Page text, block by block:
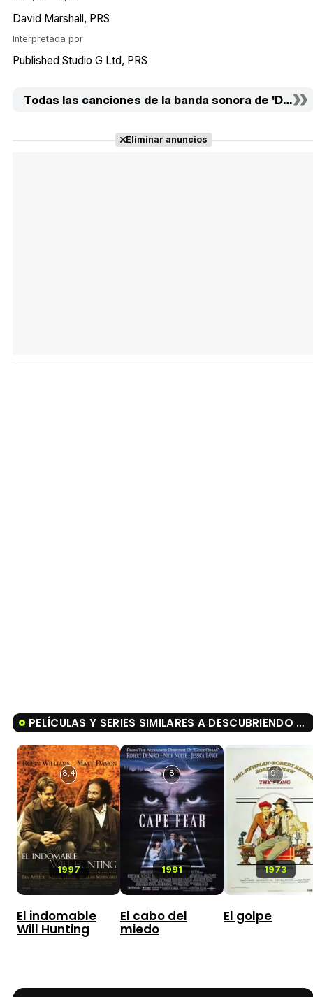
David Marshall PRS
Interpretada por
Published Studio G Ltd PRS
Todas las canciones de la banda sonora de
Eliminar anuncios
PELÍCULAS Y SERIES SIMILARES A DESCUBRIENDO NUNCA JAMÁS
1997
8,4
El indomable
Will Hunting
1991
8
El cabo del
miedo
1973
9,1
El golpe